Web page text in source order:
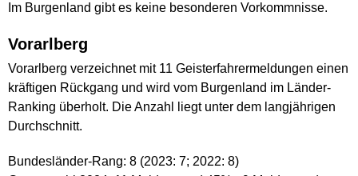
Im Burgenland gibt es keine besonderen Vorkommnisse.
Vorarlberg
Vorarlberg verzeichnet mit 11 Geisterfahrermeldungen einen
kräftigen Rückgang und wird vom Burgenland im Länder-
Ranking überholt. Die Anzahl liegt unter dem langjährigen
Durchschnitt.
Bundesländer-Rang: 8 (2023: 7; 2022: 8)